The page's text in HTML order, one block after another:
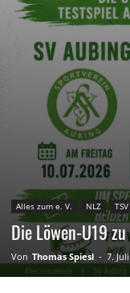
Alles zum e. V. NLZ
Die Löwen-U19
Von Thomas Spiesl - 7.